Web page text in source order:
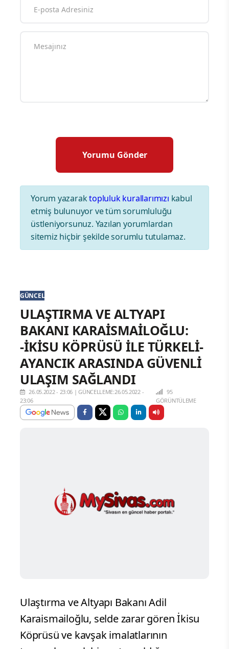
Yorum yazaraktopluluk kurallarımızı kabul
etmiş bulunuyor ve tüm sorumluluğu
üstleniyorsunuz. Yazılan yorumlardan
sitemiz hiçbir şekilde sorumlu tutulamaz.
GÜNCEL
ULAŞTIRMA VE ALTYAPI
BAKANI KARAİSMAİLOĞLU:
-İKİSU KÖPRÜSÜ İLE TÜRKELİ-
AYANCIK ARASINDA GÜVENLİ
ULAŞIM SAĞLANDI
26.05.2022 - 23:06 |GÜNCELLEME:26.05.2022 -
23:06
95
GÖRÜNTÜLEME
Ulaştırma ve Altyapı Bakanı Adil
Karaismailoğlu, selde zarar gören İkisu
Köprüsü ve kavşak imalatlarının